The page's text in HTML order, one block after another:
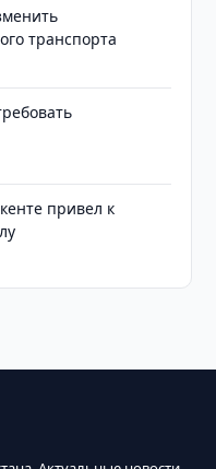
транспорта
привел к